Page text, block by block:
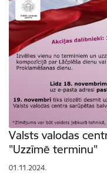
Valsts valodas
"Uzzīmē terminu"
01.11.2024.